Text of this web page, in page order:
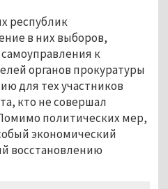
республик
в них выборов,
к
органов прокуратуры
для тех участников
кто не совершал
политических мер,
экономический
восстановлению